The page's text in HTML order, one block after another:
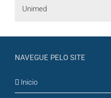
Unimed
NAVEGUE PELO SITE
Inicio